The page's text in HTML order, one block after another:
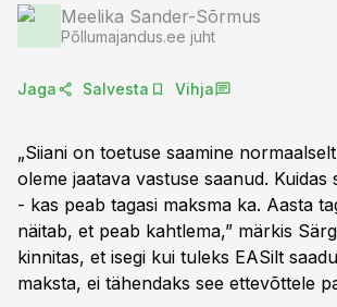
Meelika Sander-Sõrmus
Põllumajandus.ee juht
Jaga Salvesta Vihja
„Siiani on toetuse saamine
oleme jaatava vastuse saanud. Kuidas
- kas peab tagasi maksma ka. Aasta
näitab, et peab kahtlema,” märkis
kinnitas, et isegi kui tuleks EASilt
maksta, ei tähendaks see ettevõttele